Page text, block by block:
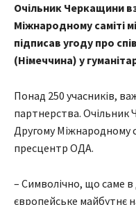
Очільник Черкащини
Міжнародному саміті
підписав угоду про
(Німеччина) у
Понад 250 учасників,
партнерства. Очільник
Другому Міжнародному
пресцентр ОДА.
– Символічно, що саме
європейське майбутнє